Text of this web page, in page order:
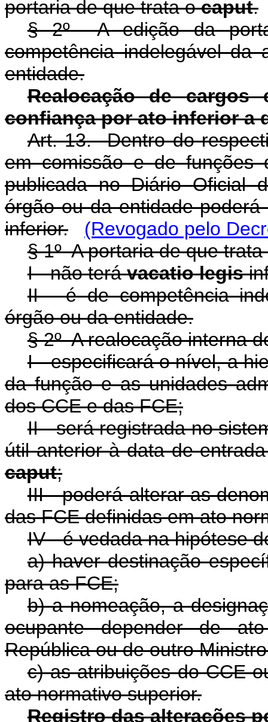
portaria de que trata ocaput.
§ 2º A edição da
competência indelegável
entidade.
Realocação de
confiança por ato inferior a
Art. 13. Dentro do
em comissão e de funções
publicada no Diário Oficial
órgão ou da entidade
inferior.
(Revogado pelo
§ 1º A portaria de que
I - não terávacatio legis
II - é de competência
órgão ou da entidade.
§ 2º A realocação interna
I - especificará o nível, a
da função e as unidades
dos CCE e das FCE;
II - será registrada no
útil anterior à data de
caput;
III - poderá alterar as
das FCE definidas em ato
IV - é vedada na hipótese
a) haver destinação
para as FCE;
b) a nomeação, a
ocupante depender de
República ou de outro
c) as atribuições do CCE
ato normativo superior.
Registro das alterações